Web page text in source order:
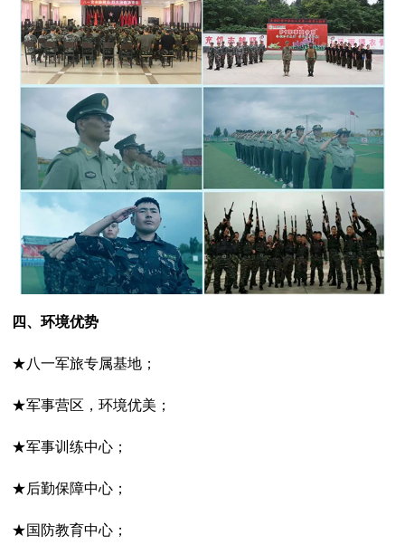
四、环境优势
★八一军旅专属基地；
★军事营区，环境优美；
★军事训练中心；
★后勤保障中心；
★国防教育中心；